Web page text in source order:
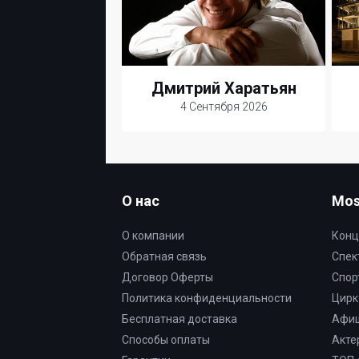
Дмитрий Харатьян
4 Сентября 2026
О нас
О компании
Обратная связь
Договор Оферты
Политика конфиденциальности
Бесплатная доставка
Способы оплаты